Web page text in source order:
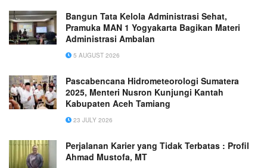
Bangun Tata Kelola Administrasi Sehat,
Pramuka MAN 1 Yogyakarta Bagikan Materi
Administrasi Ambalan
5 AUGUST 2026
Pascabencana Hidrometeorologi Sumatera
2025, Menteri Nusron Kunjungi Kantah
Kabupaten Aceh Tamiang
23 JULY 2026
Perjalanan Karier yang Tidak Terbatas : Profil
Ahmad Mustofa, MT